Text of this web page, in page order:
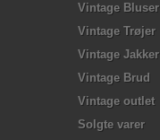
Vintage Bluser
Vintage Trøjer
Vintage Jakker
Vintage Brud
Vintage outlet
Solgte varer